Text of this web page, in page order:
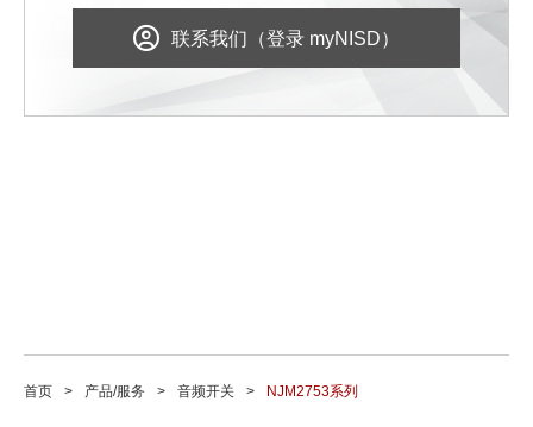
联系我们（登录 myNISD）
首页 产品/服务 音频开关 NJM2753系列